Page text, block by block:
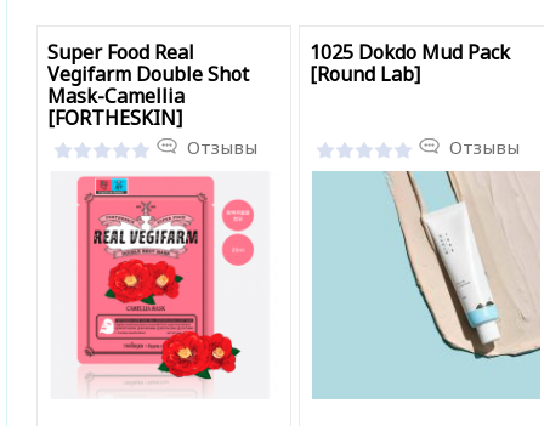
Super Food Real
Vegifarm Double Shot
Mask-Camellia
[FORTHESKIN]
Отзывы
1025 Dokdo Mud Pack
[Round Lab]
Отзывы